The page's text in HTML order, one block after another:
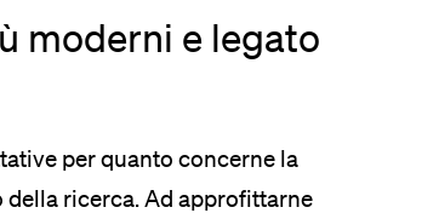
moderni e legato
per quanto concerne la
della ricerca. Ad approfittarne